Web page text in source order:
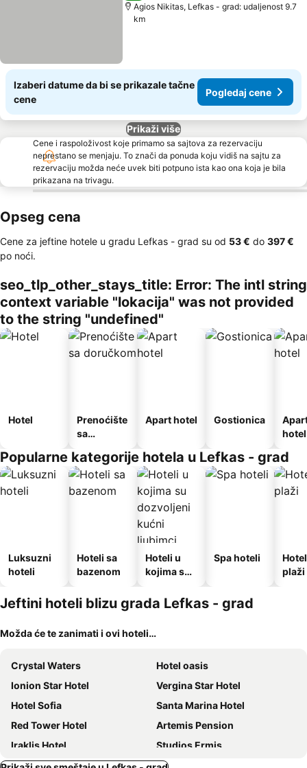
Agios Nikitas, Lefkas - grad: udaljenost 9.7
km
Izaberi datume da bi se prikazale tačne
cene
Pogledaj cene
Prikaži više
Cene i raspoloživost koje primamo sa sajtova za rezervaciju
neprestano se menjaju. To znači da ponuda koju vidiš na sajtu za
rezervaciju možda neće uvek biti potpuno ista kao ona koja je bila
prikazana na trivagu.
Opseg cena
Cene za jeftine hotele u gradu Lefkas - grad su od ‎53 € do ‎397 €
po noći.
seo_tlp_other_stays_title: Error: The intl string
context variable "lokacija" was not provided
to the string "undefined"
Hotel
Prenoćište
sa
Apart hotel Gostionica
hotel
Popularne kategorije hotela u Lefkas - grad
Luksuzni
hoteli
Hoteli sa
bazenom
Hoteli u
kojima su
kućni
ljubimci
Spa hoteli
plaži
Jeftini hoteli blizu grada Lefkas - grad
Možda će te zanimati i ovi hoteli…
Crystal Waters
Hotel oasis
Ionion Star Hotel
Vergina Star Hotel
Hotel Sofia
Santa Marina Hotel
Red Tower Hotel
Artemis Pension
Iraklis Hotel
Studios Ermis
Hotel Lefkas
Vliho Bay Boutique Hotel